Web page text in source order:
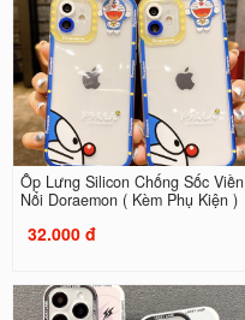
Ốp Lưng Silicon Chống Sốc Viền
Nổi Doraemon ( Kèm Phụ Kiện )
32.000 đ